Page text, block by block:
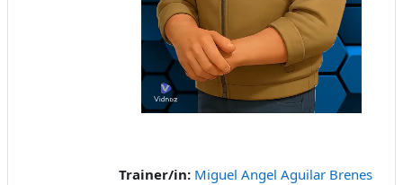
Trainer/in: Miguel Angel Aguilar Brenes